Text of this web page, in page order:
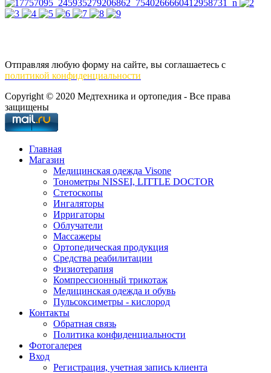
Отправляя любую форму на сайте, вы соглашаетесь с
политикой конфиденциальности
Copyright © 2020 Медтехника и ортопедия - Все права
защищены
Главная
Магазин
Медицинская одежда Visone
Тонометры NISSEI, LITTLE DOCTOR
Cтетоскопы
Ингаляторы
Ирригаторы
Облучатели
Массажеры
Ортопедическая продукция
Средства реабилитации
Физиотерапия
Компрессионный трикотаж
Медицинская одежда и обувь
Пульсоксиметры - кислород
Контакты
Обратная связь
Политика конфиденциальности
Фотогалерея
Вход
Регистрация, учетная запись клиента